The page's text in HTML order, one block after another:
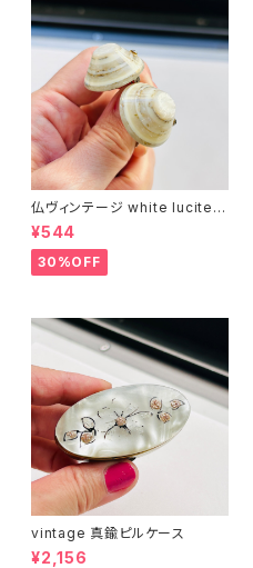
仏ヴィンテージ white lucite c
onfetti 山型イヤリング
¥544
30%OFF
vintage 真鍮ピルケース
¥2,156